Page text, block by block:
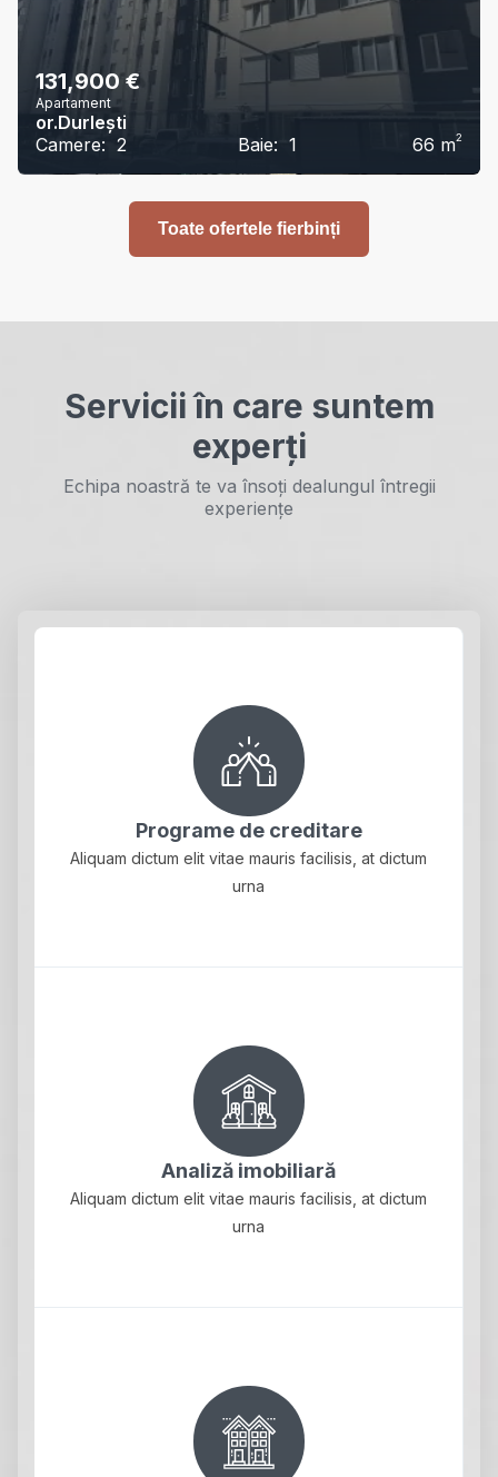
131,900€
Apartament
or.Durlești
Camere: 2 Baie: 1 66 m2
Toate ofertele fierbinți
Servicii în care suntem
experți
Echipa noastră te va însoți dealungul întregii
experiențe
Programe de creditare
Aliquam dictum elit vitae mauris facilisis, at dictum
urna
Analiză imobiliară
Aliquam dictum elit vitae mauris facilisis, at dictum
urna